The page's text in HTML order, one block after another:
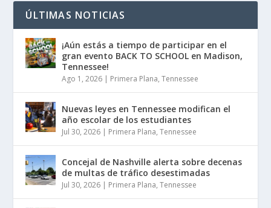
ÚLTIMAS NOTICIAS
¡Aún estás a tiempo de participar en el
gran evento BACK TO SCHOOL en Madison,
Tennessee!
Ago 1, 2026 | Primera Plana,Tennessee
Nuevas leyes en Tennessee modifican el
año escolar de los estudiantes
Jul 30, 2026 | Primera Plana,Tennessee
Concejal de Nashville alerta sobre decenas
de multas de tráfico desestimadas
Jul 30, 2026 | Primera Plana,Tennessee